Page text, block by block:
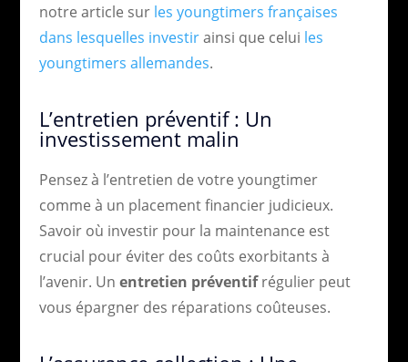
notre article sur les youngtimers françaises
dans lesquelles investirainsi que celui les
youngtimers allemandes.
L’entretien préventif : Un
investissement malin
Pensez à l’entretien de votre youngtimer
comme à un placement financier judicieux.
Savoir où investir pour la maintenance est
crucial pour éviter des coûts exorbitants à
l’avenir. Un entretien préventifrégulier peut
vous épargner des réparations coûteuses.